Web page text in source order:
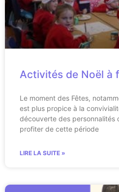
Activités de Noël à
Le moment des Fêtes,
est plus propice à la
découverte des personnalités
profiter de cette période
LIRE LA SUITE »